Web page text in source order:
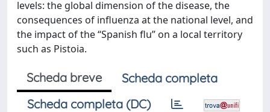
levels: the global dimension of the disease, the
consequences of influenza at the national level, and
the impact of the “Spanish flu” on a local territory
such as Pistoia.
Scheda breve
Scheda completa
Scheda completa (DC)